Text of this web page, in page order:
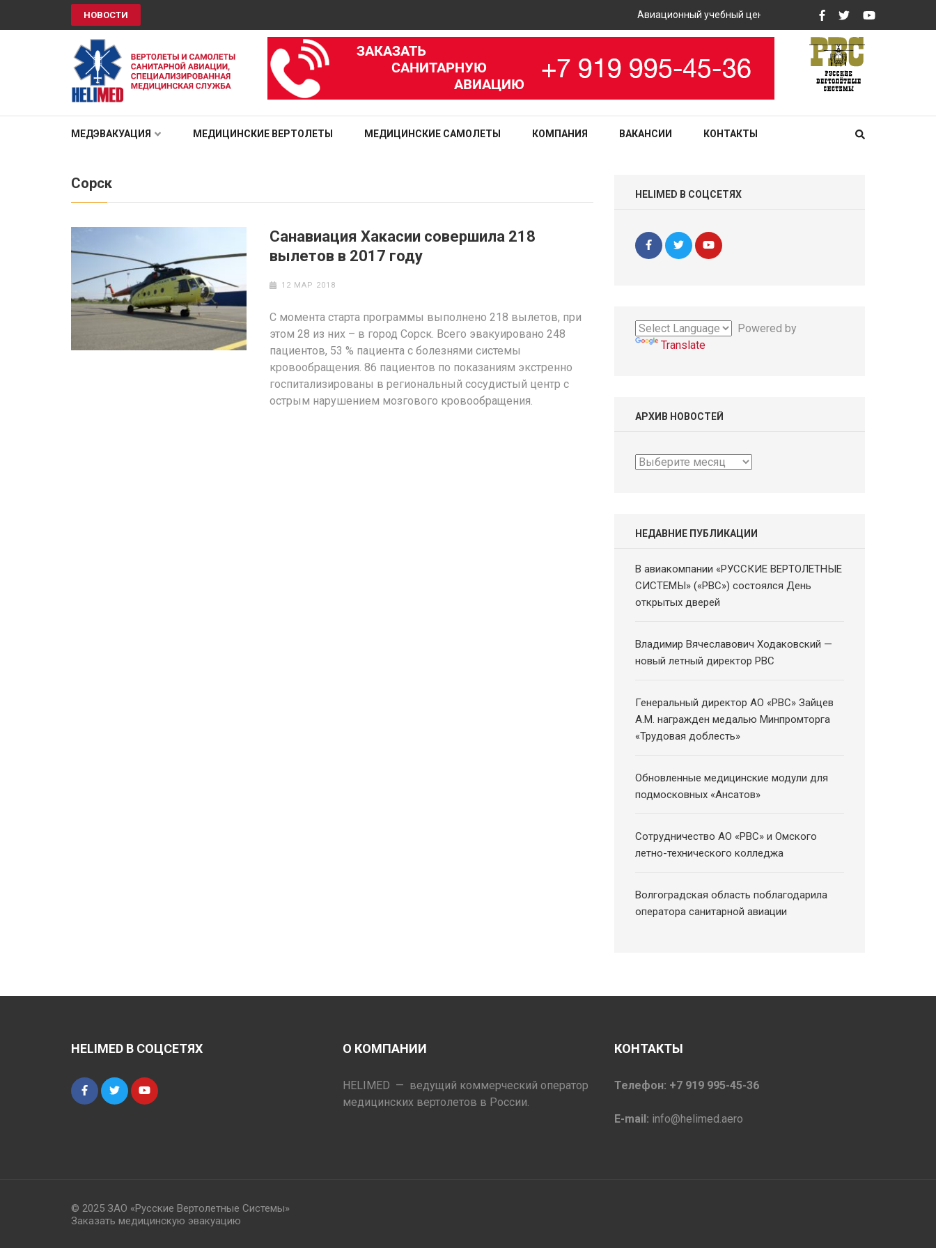
НОВОСТИ Авиационный учебный центр «РВС» закупит вертолетные
HELIMED
МЕДЭВАКУАЦИЯ МЕДИЦИНСКИЕ ВЕРТОЛЕТЫ МЕДИЦИНСКИЕ САМОЛЕТЫ КОМПАНИЯ ВАКАНСИИ КОНТАКТЫ
Сорск
Санавиация Хакасии совершила 218
вылетов в 2017 году
12 МАР 2018
С момента старта программы выполнено 218 вылетов, при
этом 28 из них – в город Сорск. Всего эвакуировано 248
пациентов, 53 % пациента с болезнями системы
кровообращения. 86 пациентов по показаниям экстренно
госпитализированы в региональный сосудистый центр с
острым нарушением мозгового кровообращения.
HELIMED В СОЦСЕТЯХ
Powered by
Translate
АРХИВ НОВОСТЕЙ
Архив
НЕДАВНИЕ ПУБЛИКАЦИИ
В авиакомпании «РУССКИЕ ВЕРТОЛЕТНЫЕ
СИСТЕМЫ» («РВС») состоялся День
открытых дверей
Владимир Вячеславович Ходаковский —
новый летный директор РВС
Генеральный директор АО «РВС» Зайцев
А.М. награжден медалью Минпромторга
«Трудовая доблесть»
Обновленные медицинские модули для
подмосковных «Ансатов»
Сотрудничество АО «РВС» и Омского
летно-технического колледжа
Волгоградская область поблагодарила
оператора санитарной авиации
HELIMED В СОЦСЕТЯХ О КОМПАНИИ
HELIMED — ведущий коммерческий оператор
медицинских вертолетов в России.
КОНТАКТЫ
Телефон: +7 919 995-45-36
E-mail: info@helimed.aero
© 2025 ЗАО «Русские Вертолетные Системы»
Заказать медицинскую эвакуацию